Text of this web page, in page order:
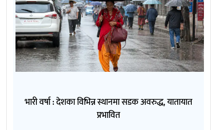
भारी वर्षा : देशका विभिन्न स्थानमा सडक अवरुद्ध, यातायात
प्रभावित